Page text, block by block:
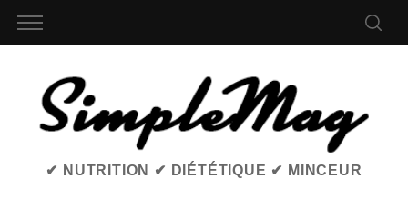
✔ NUTRITION ✔ DIÉTÉTIQUE ✔ MINCEUR